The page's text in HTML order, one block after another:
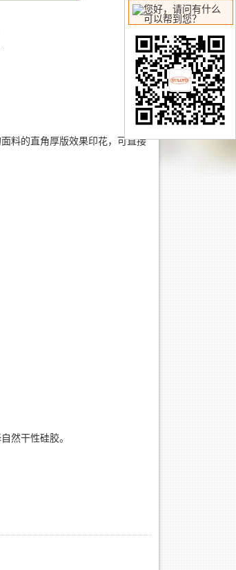
料的直角厚版效果印花，可直接
然干性硅胶。